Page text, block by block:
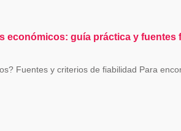
económicos: guía práctica y fuentes
Fuentes y criterios de fiabilidad Para